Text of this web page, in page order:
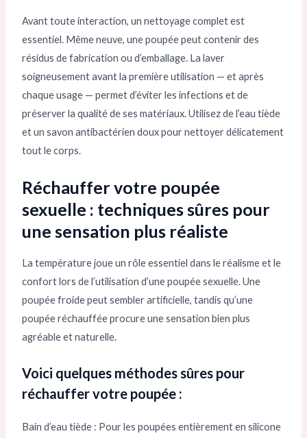
Avant toute interaction, un nettoyage complet est
essentiel. Même neuve, une poupée peut contenir des
résidus de fabrication ou d’emballage. La laver
soigneusement avant la première utilisation — et après
chaque usage — permet d’éviter les infections et de
préserver la qualité de ses matériaux. Utilisez de l’eau tiède
et un savon antibactérien doux pour nettoyer délicatement
tout le corps.
Réchauffer votre poupée
sexuelle : techniques sûres pour
une sensation plus réaliste
La température joue un rôle essentiel dans le réalisme et le
confort lors de l’utilisation d’une poupée sexuelle. Une
poupée froide peut sembler artificielle, tandis qu’une
poupée réchauffée procure une sensation bien plus
agréable et naturelle.
Voici quelques méthodes sûres pour
réchauffer votre poupée :
Bain d’eau tiède : Pour les poupées entièrement en silicone